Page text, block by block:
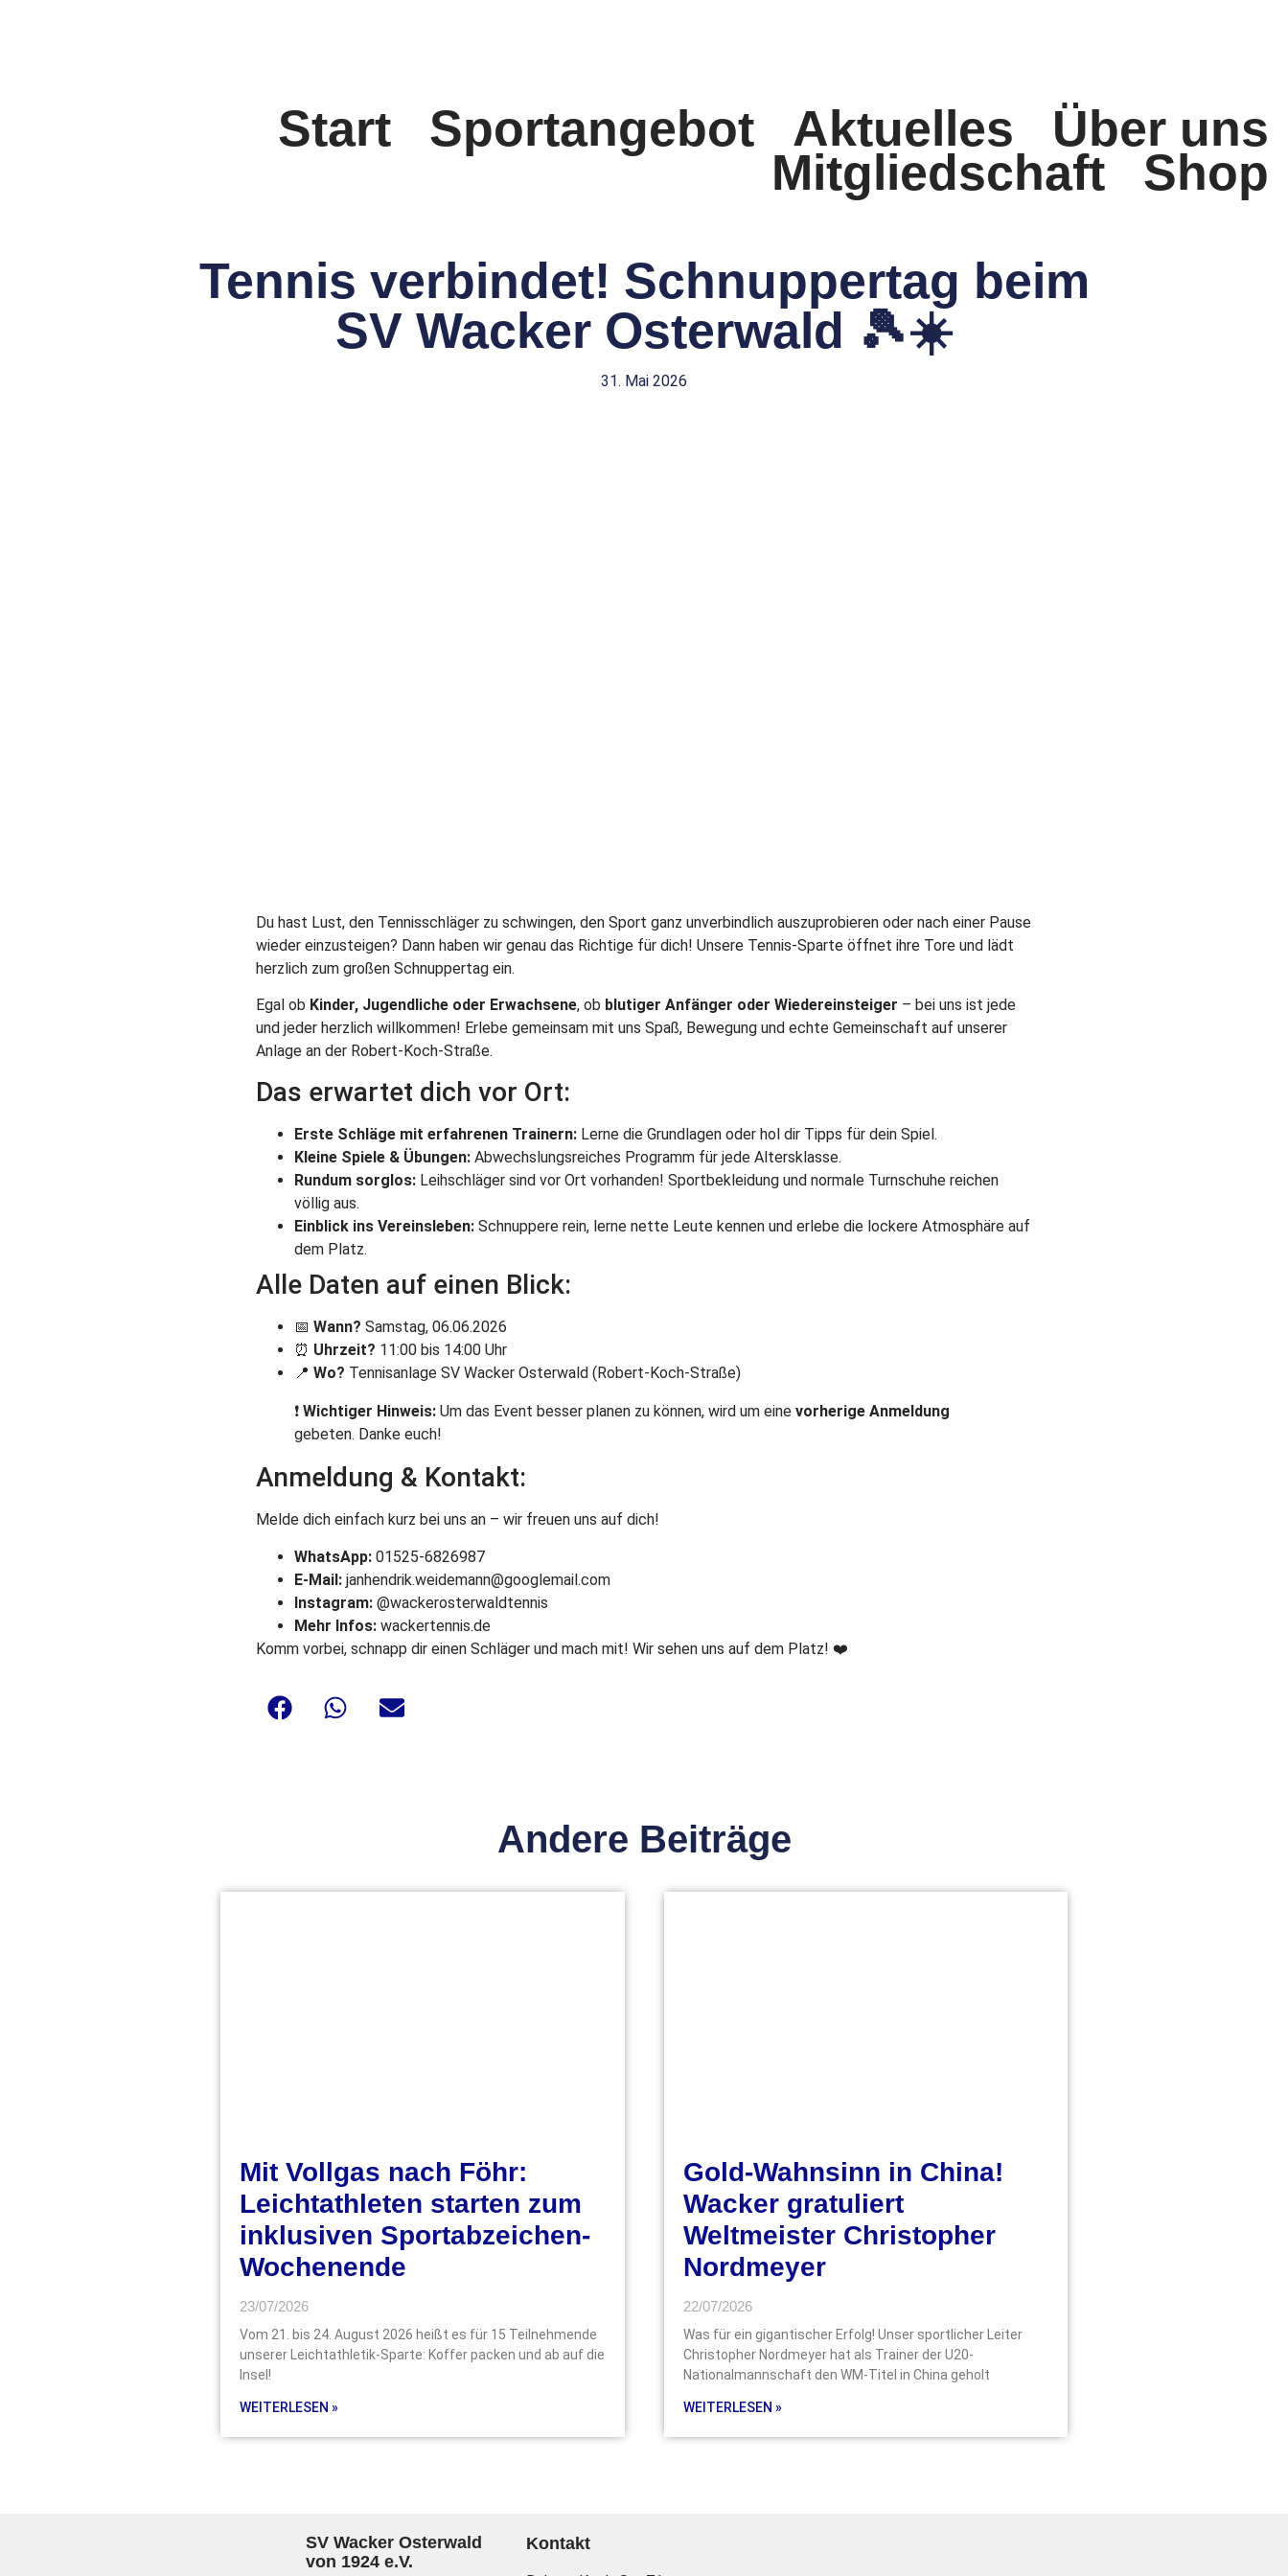
Start Sportangebot Aktuelles Über uns
Mitgliedschaft
Shop
Tennis verbindet! Schnuppertag beim
SV Wacker Osterwald 🎾☀️
31. Mai 2026
Du hast Lust, den Tennisschläger zu schwingen, den Sport ganz unverbindlich auszuprobieren oder nach einer Pause
wieder einzusteigen? Dann haben wir genau das Richtige für dich! Unsere Tennis-Sparte öffnet ihre Tore und lädt
herzlich zum großen Schnuppertag ein.
Egal ob Kinder, Jugendliche oder Erwachsene, ob blutiger Anfänger oder Wiedereinsteiger – bei uns ist jede
und jeder herzlich willkommen! Erlebe gemeinsam mit uns Spaß, Bewegung und echte Gemeinschaft auf unserer
Anlage an der Robert-Koch-Straße.
Das erwartet dich vor Ort:
Erste Schläge mit erfahrenen Trainern: Lerne die Grundlagen oder hol dir Tipps für dein Spiel.
Kleine Spiele & Übungen: Abwechslungsreiches Programm für jede Altersklasse.
Rundum sorglos: Leihschläger sind vor Ort vorhanden! Sportbekleidung und normale Turnschuhe reichen
völlig aus.
Einblick ins Vereinsleben: Schnuppere rein, lerne nette Leute kennen und erlebe die lockere Atmosphäre auf
dem Platz.
Alle Daten auf einen Blick:
📅 Wann? Samstag, 06.06.2026
⏰ Uhrzeit? 11:00 bis 14:00 Uhr
📍 Wo? Tennisanlage SV Wacker Osterwald (Robert-Koch-Straße)
❗ Wichtiger Hinweis: Um das Event besser planen zu können, wird um eine vorherige Anmeldung
gebeten. Danke euch!
Anmeldung & Kontakt:
Melde dich einfach kurz bei uns an – wir freuen uns auf dich!
WhatsApp: 01525-6826987
E-Mail: janhendrik.weidemann@googlemail.com
Instagram: @wackerosterwaldtennis
Mehr Infos: wackertennis.de
Komm vorbei, schnapp dir einen Schläger und mach mit! Wir sehen uns auf dem Platz! ❤️
Andere Beiträge
Mit Vollgas nach Föhr:
Leichtathleten starten zum
inklusiven Sportabzeichen-
Wochenende
23/07/2026
Vom 21. bis 24. August 2026 heißt es für 15 Teilnehmende
unserer Leichtathletik-Sparte: Koffer packen und ab auf die
Insel!
WEITERLESEN »
Gold-Wahnsinn in China!
Wacker gratuliert
Weltmeister Christopher
Nordmeyer
22/07/2026
Was für ein gigantischer Erfolg! Unser sportlicher Leiter
Christopher Nordmeyer hat als Trainer der U20-
Nationalmannschaft den WM-Titel in China geholt
WEITERLESEN »
SV Wacker Osterwald
von 1924 e.V.
Kontakt